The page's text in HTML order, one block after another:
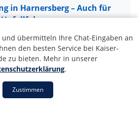
in Harnersberg – Auch für
der Autoankauf in
Autoankauf in ganz
Umgebung
Autoankauf-Service
und übermitteln Ihre Chat-Eingaben an
den besten Service bei Kaiser-
zu bieten. Mehr in unserer
.
Zustimmen